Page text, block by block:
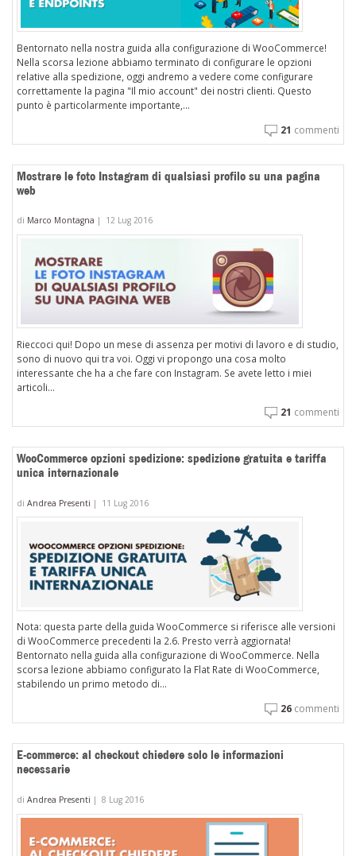
Bentornato nella nostra guida alla configurazione di WooCommerce!
Nella scorsa lezione abbiamo terminato di configurare le opzioni
relative alla spedizione, oggi andremo a vedere come configurare
correttamente la pagina "Il mio account" dei nostri clienti. Questo
punto è particolarmente importante,...
21 commenti
Mostrare le foto Instagram di qualsiasi profilo su una pagina
web
di Marco Montagna | 12 Lug 2016
Rieccoci qui! Dopo un mese di assenza per motivi di lavoro e di studio,
sono di nuovo qui tra voi. Oggi vi propongo una cosa molto
interessante che ha a che fare con Instagram. Se avete letto i miei
articoli...
21 commenti
WooCommerce opzioni spedizione: spedizione gratuita e tariffa
unica internazionale
di Andrea Presenti | 11 Lug 2016
Nota: questa parte della guida WooCommerce si riferisce alle versioni
di WooCommerce precedenti la 2.6. Presto verrà aggiornata!
Bentornato nella guida alla configurazione di WooCommerce. Nella
scorsa lezione abbiamo configurato la Flat Rate di WooCommerce,
stabilendo un primo metodo di...
26 commenti
E-commerce: al checkout chiedere solo le informazioni
necessarie
di Andrea Presenti | 8 Lug 2016